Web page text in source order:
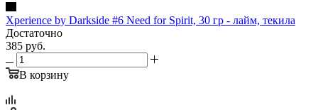
Xperience by Darkside #6 Need for Spirit, 30 гр - лайм, текила
Достаточно
385 руб.
В корзину